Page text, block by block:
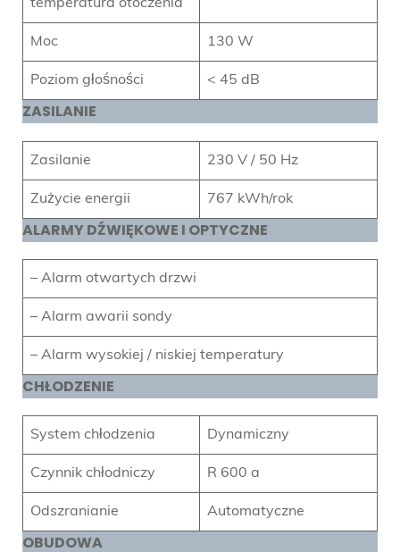
temperatura otoczenia
Moc 130 W
Poziom głośności < 45 dB
ZASILANIE
Zasilanie 230 V / 50 Hz
Zużycie energii 767 kWh/rok
ALARMY DŹWIĘKOWE I OPTYCZNE
– Alarm otwartych drzwi
– Alarm awarii sondy
– Alarm wysokiej / niskiej temperatury
CHŁODZENIE
System chłodzenia Dynamiczny
Czynnik chłodniczy R 600 a
Odszranianie Automatyczne
OBUDOWA